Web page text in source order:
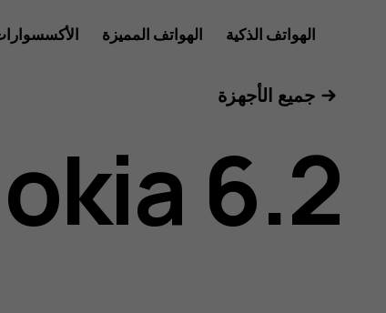
دليل
مستخدم
هاتف
الهواتف الذكية الهواتف المميزة
جميع الأجهزة
6.2